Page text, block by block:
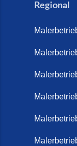
Regional